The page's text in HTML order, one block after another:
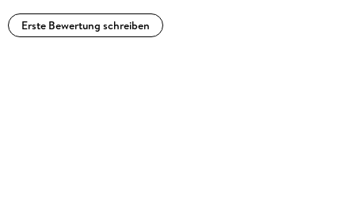
Erste Bewertung schreiben